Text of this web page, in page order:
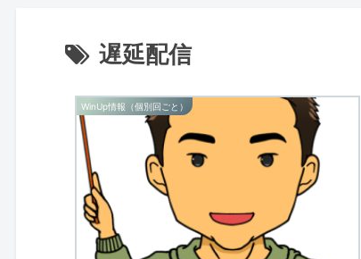
遅延配信
WinUp情報（個別回ごと）